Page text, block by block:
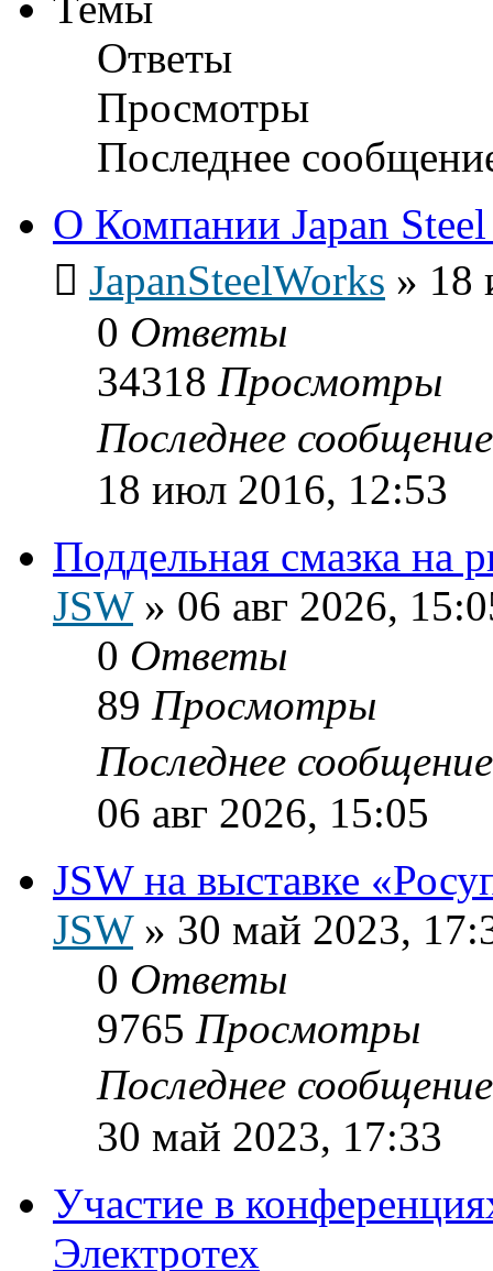
Ответы
Просмотры
Последнее
О Компании Japan
JapanSteelWorks » 18
0 Ответы
34318 Просмотры
Последнее
18 июл 2016, 12:53
Поддельная смазка на
JSW» 06 авг 2026,
0 Ответы
89 Просмотры
Последнее
06 авг 2026, 15:05
JSW на выставке
JSW» 30 май 2023,
0 Ответы
9765 Просмотры
Последнее
30 май 2023, 17:33
Участие в
Электротех